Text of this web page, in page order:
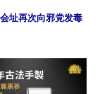
址再次向邪党发毒